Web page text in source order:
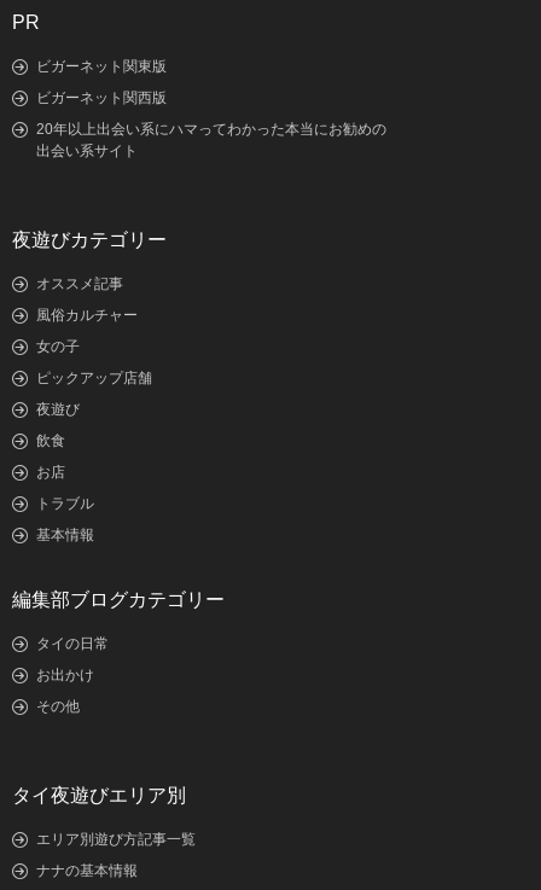
PR
ビガーネット関東版
ビガーネット関西版
20年以上出会い系にハマってわかった本当にお勧めの
出会い系サイト
夜遊びカテゴリー
オススメ記事
風俗カルチャー
女の子
ピックアップ店舗
夜遊び
飲食
お店
トラブル
基本情報
編集部ブログカテゴリー
タイの日常
お出かけ
その他
タイ夜遊びエリア別
エリア別遊び方記事一覧
ナナの基本情報